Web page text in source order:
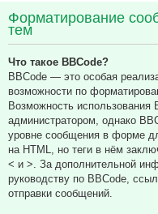
Форматирование
тем
Что такое BBCode?
BBCode — это особая
возможности по
Возможность использования
администратором, однако
уровне сообщения в форме
на HTML, но теги в нём
< и >. За дополнительной
руководству по BBCode,
отправки сообщений.